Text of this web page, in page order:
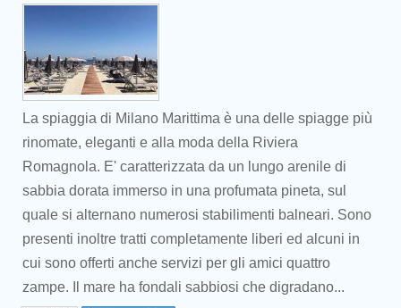
La spiaggia di Milano Marittima è una delle spiagge più
rinomate, eleganti e alla moda della Riviera
Romagnola. E' caratterizzata da un lungo arenile di
sabbia dorata immerso in una profumata pineta, sul
quale si alternano numerosi stabilimenti balneari. Sono
presenti inoltre tratti completamente liberi ed alcuni in
cui sono offerti anche servizi per gli amici quattro
zampe. Il mare ha fondali sabbiosi che digradano...